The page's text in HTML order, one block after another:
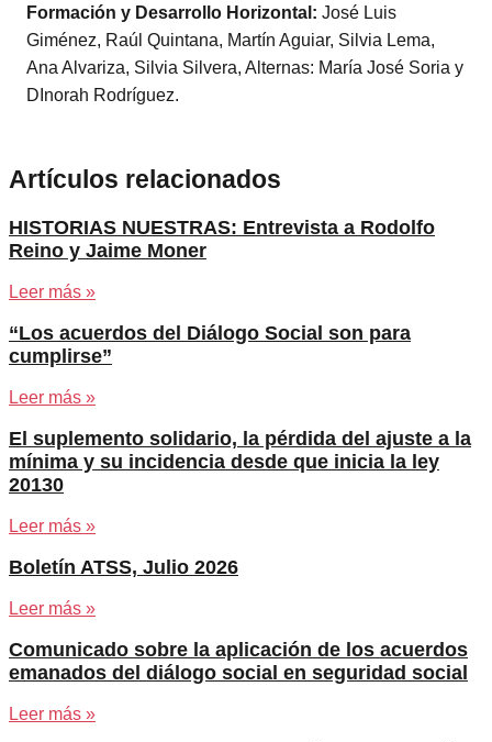
Formación y Desarrollo Horizontal: José Luis
Giménez, Raúl Quintana, Martín Aguiar, Silvia Lema,
Ana Alvariza, Silvia Silvera, Alternas: María José Soria y
DInorah Rodríguez.
Artículos relacionados
HISTORIAS NUESTRAS: Entrevista a Rodolfo
Reino y Jaime Moner
Leer más »
“Los acuerdos del Diálogo Social son para
cumplirse”
Leer más »
El suplemento solidario, la pérdida del ajuste a la
mínima y su incidencia desde que inicia la ley
20130
Leer más »
Boletín ATSS, Julio 2026
Leer más »
Comunicado sobre la aplicación de los acuerdos
emanados del diálogo social en seguridad social
Leer más »